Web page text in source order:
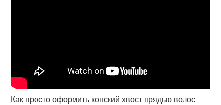
Как просто оформить конский хвост прядью волос